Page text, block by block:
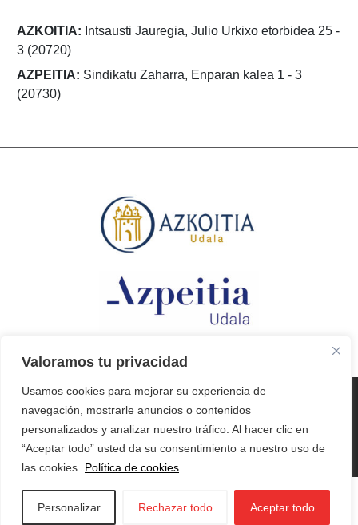
Valoramos tu privacidad
Usamos cookies para mejorar su experiencia de
navegación, mostrarle anuncios o contenidos
personalizados y analizar nuestro tráfico. Al hacer clic en
“Aceptar todo” usted da su consentimiento a nuestro uso de
las cookies.
Política de cookies
Personalizar Rechazar todo Aceptar todo
AZKOITIA: Intsausti Jauregia, Julio Urkixo etorbidea 25 -
3 (20720)
AZPEITIA: Sindikatu Zaharra, Enparan kalea 1 - 3
(20730)
© 2026 Iraurgi Berritzen
Aviso legal Politica de privacidad
Condiciones Generales